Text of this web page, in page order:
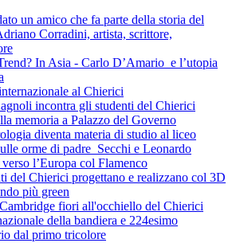
un amico che fa parte della storia del
Corradini, artista, scrittore,
In Asia - Carlo D’Amario e l’utopia
al Chierici
incontra gli studenti del Chierici
memoria a Palazzo del Governo
diventa materia di studio al liceo
orme di padre Secchi e Leonardo
l’Europa col Flamenco
del Chierici progettano e realizzano col 3D
più green
fiori all'occhiello del Chierici
della bandiera e 224esimo
dal primo tricolore